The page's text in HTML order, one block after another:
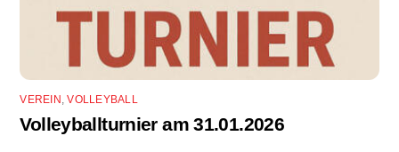
VEREIN ,VOLLEYBALL
Volleyballturnier am 31.01.2026